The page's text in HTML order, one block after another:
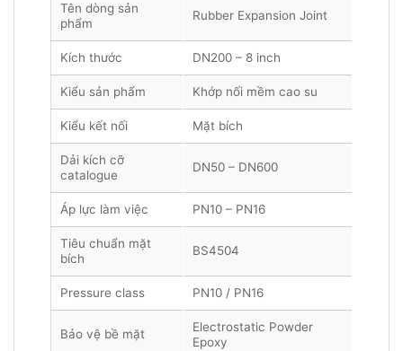
Tên dòng sản
phẩm
Rubber Expansion Joint
Kích thước DN200 – 8 inch
Kiểu sản phẩm Khớp nối mềm cao su
Kiểu kết nối Mặt bích
Dải kích cỡ
catalogue
DN50 – DN600
Áp lực làm việc PN10 – PN16
Tiêu chuẩn mặt
bích
BS4504
Pressure class PN10 / PN16
Bảo vệ bề mặt
Electrostatic Powder
Epoxy